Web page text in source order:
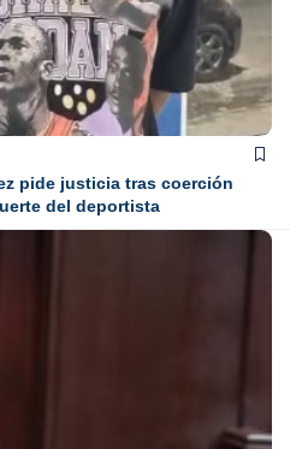
pide justicia tras coerción
del deportista